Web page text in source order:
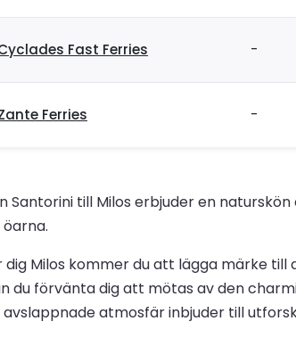
Fast Ferries -
Ferries -
Santorini till Milos erbjuder en
dig Milos kommer du att lägga märke
du förvänta dig att mötas av den
avslappnade atmosfär inbjuder till